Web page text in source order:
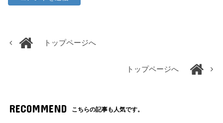
トップページへ
トップページへ
RECOMMEND こちらの記事も人気です。